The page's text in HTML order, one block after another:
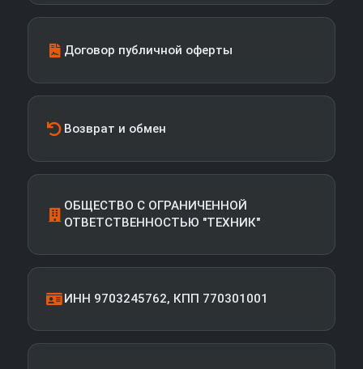
Договор публичной оферты
Возврат и обмен
ОБЩЕСТВО С ОГРАНИЧЕННОЙ
ОТВЕТСТВЕННОСТЬЮ "ТЕХНИК"
ИНН 9703245762, КПП 770301001